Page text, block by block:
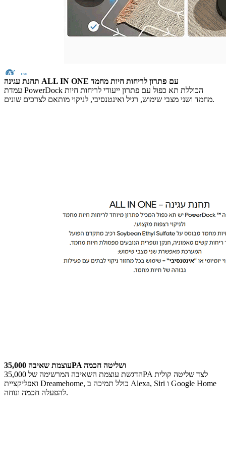
תחנת עגינה ALL IN ONE עם פתרון לריחות חיות מחמד
עמדת PowerDock הכוללת תא כפול עם פתרון ייעודי לריחות חיות
מחמד ושני מצבי שימוש, רגיל ואינטנסיבי, לניקוי מותאם לצרכים שונים.
עוצמת שאיבה 35,000PA ושליטה חכמה
הדגשת עוצמת השאיבה המרשימה של 35,000PA לצד שליטה קולית
ואפליקציית Dreamehome, כולל תמיכה ב Alexa, Siri ו Google Home
להפעלה חכמה ונוחה.